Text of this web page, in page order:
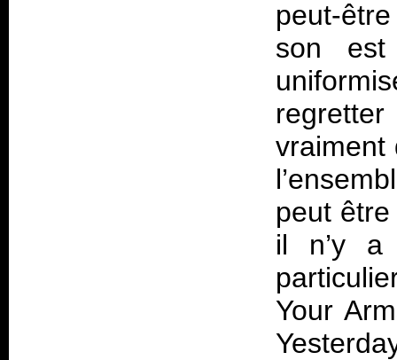
peut-
son
vraiment
peut être
il n’y a
Your